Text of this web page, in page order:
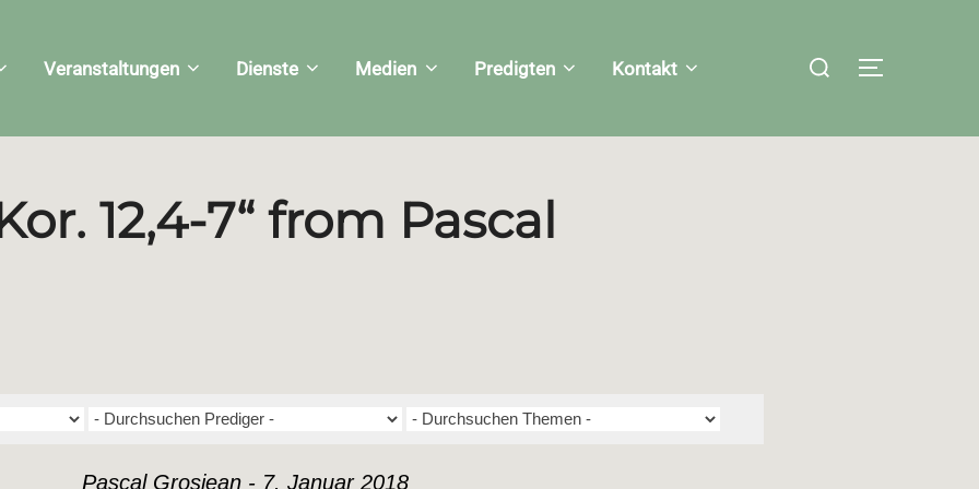
Veranstaltungen Dienste Medien Predigten Kontakt
Suchen
12,4-7“ from Pascal
Pascal Grosjean - 7. Januar 2018